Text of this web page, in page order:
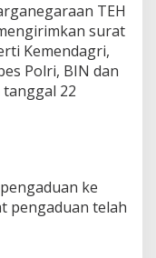
TEH
surat
Kemendagri,
Polri, BIN dan
tanggal 22
ke
pengaduan telah